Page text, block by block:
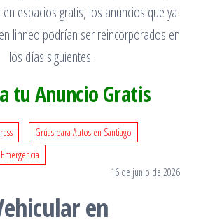
espacios gratis, los anuncios que ya
linneo podrían ser reincorporados en
los días siguientes.
tu Anuncio Gratis
Grúas para Autos en Santiago
16 de junio de 2026
en